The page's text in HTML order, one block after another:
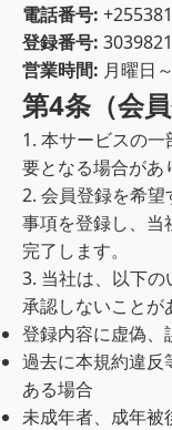
電話番号:
登録番号:
営業時間: 月曜日
第4条（会員
1. 本サービスの
要となる場合があ
2. 会員登録を希
事項を登録し、当
完了します。
3. 当社は、以下
承認しないことが
登録内容に虚偽、
過去に本規約違反
ある場合
未成年者、成年被